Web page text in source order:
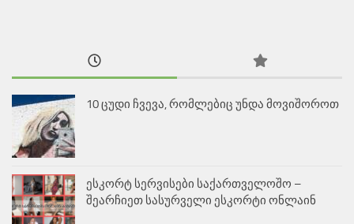
10 ცუდი ჩვევა, რომლებიც უნდა მოვიშოროთ
ესკორტ სერვისები საქართველოშო –
შეარჩიეთ სასურველი ესკორტი ონლაინ